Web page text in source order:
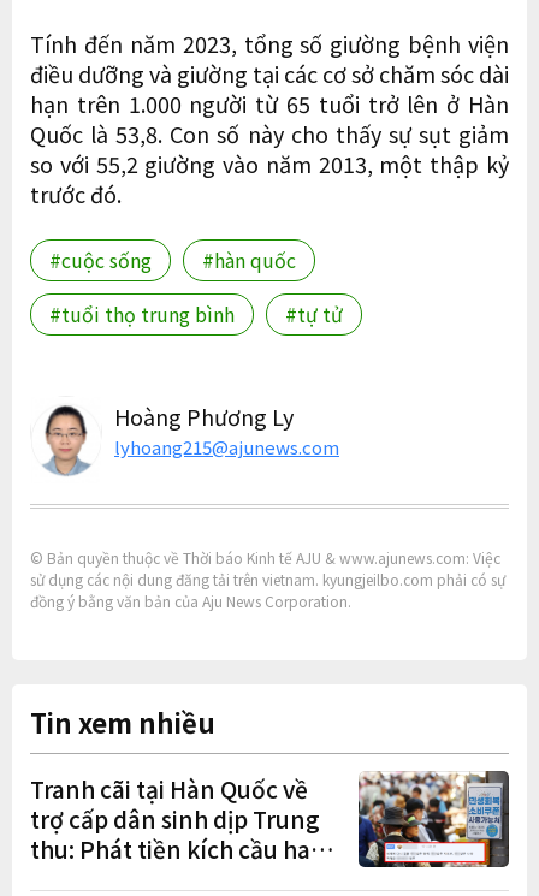
Tính đến năm 2023, tổng số giường bệnh viện
điều dưỡng và giường tại các cơ sở chăm sóc dài
hạn trên 1.000 người từ 65 tuổi trở lên ở Hàn
Quốc là 53,8. Con số này cho thấy sự sụt giảm
so với 55,2 giường vào năm 2013, một thập kỷ
trước đó.
#cuộc sống
#hàn quốc
#tuổi thọ trung bình
#tự tử
Hoàng Phương Ly
lyhoang215@ajunews.com
© Bản quyền thuộc về Thời báo Kinh tế AJU & www.ajunews.com: Việc
sử dụng các nội dung đăng tải trên vietnam. kyungjeilbo.com phải có sự
đồng ý bằng văn bản của Aju News Corporation.
Tin xem nhiều
Tranh cãi tại Hàn Quốc về
trợ cấp dân sinh dịp Trung
thu: Phát tiền kích cầu hay